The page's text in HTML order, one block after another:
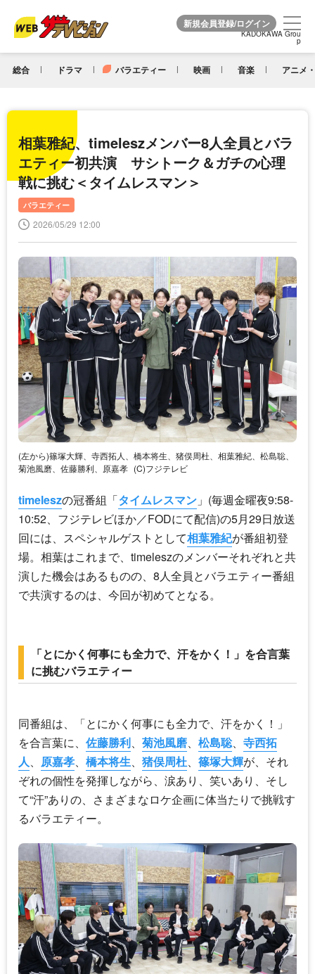
KADOKAWA Grou
p
総合 ドラマ バラエティー 映画 音楽 アニメ
KADOKAWA Grou
p
相葉雅紀、timeleszメンバー8人全員とバラ
エティー初共演 サシトーク＆ガチの心理
戦に挑む＜タイムレスマン＞
バラエティー
2026/05/29 12:00
(左から)篠塚大輝、寺西拓人、橋本将生、猪俣周杜、相葉雅紀、松島聡、
菊池風磨、佐藤勝利、原嘉孝 (C)フジテレビ
timeleszの冠番組「タイムレスマン 」(毎週金曜夜9:58-
10:52、フジテレビほか／FODにて配信)の5月29日放送
回には、スペシャルゲストとして相葉雅紀が番組初登
場。相葉はこれまで、 timeleszのメンバーそれぞれと共
演した機会はあるものの、8人全員とバラエティー番組
で共演するのは、今回が初めてとなる。
「とにかく何事にも全力で、汗をかく！」を合言葉
に挑むバラエティー
同番組は、「とにかく何事にも全力で、汗をかく！」
を合言葉に、 佐藤勝利、 菊池風磨、 松島聡、 寺西拓
人、 原嘉孝、 橋本将生、 猪俣周杜、 篠塚大輝が、それ
ぞれの個性を発揮しながら、涙あり、笑いあり、そし
て“汗”ありの、さまざまなロケ企画に体当たりで挑戦す
るバラエティー。